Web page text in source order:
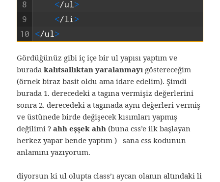
8
9
10
</ul>
</li>
</ul>
Gördüğünüz gibi iç içe bir ul yapısı yaptım ve
buradakalıtsallıktan yaralanmayı göstereceğim
(örnek biraz basit oldu ama idare edelim). Şimdi
burada 1. derecedeki a tagına vermişiz değerlerini
sonra 2. derecedeki a tagınada aynı değerleri vermiş
ve üstünede birde değişecek kısımları yapmış
değilimi ?ahh eşşek ahh (buna css’e ilk başlayan
herkez yapar bende yaptım ) sana css kodunun
anlamını yazıyorum.
diyorsun ki ul olupta class’ı aycan olanın altındaki li